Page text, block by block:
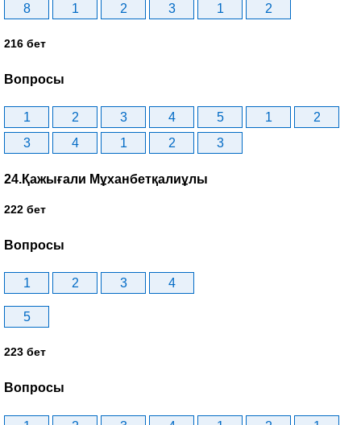
8
1 2 3 1 2
216 бет
Вопросы
1 2 3 4 5 1
2
3
4 1 2 3
24.Қажығали Мұханбетқалиұлы
222 бет
Вопросы
1 2 3 4
5
223 бет
Вопросы